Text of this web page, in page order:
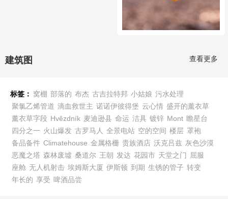
查看更多
建筑图
标签： 窝棚 部落的 布杰 古吉拉特邦 小姑娘 污水处理
聚氯乙烯管道 滴血救世主 诺诺伊彼得堡 云心情 盛开的薰衣草
薰衣草字段 Hvězdník 麦迪逊县 命运 洁具 镀锌 Mont 瞻星台
四分之一 火山爆发 古罗马人 全景电站 空的空间 楼层 罩袍
备品备件 Climatehouse 金属格栅 贵族酒店 沃克吕兹 灰色沙漠
恶魔之塔 森林废墟 桑道尔 王朝 发达 花园市 天堂之门 屈服
座舱 无人机射击 埃姆斯大厦 伊斯顿 到期 生锈的管子 转变
年长的 享受 啤酒品尝